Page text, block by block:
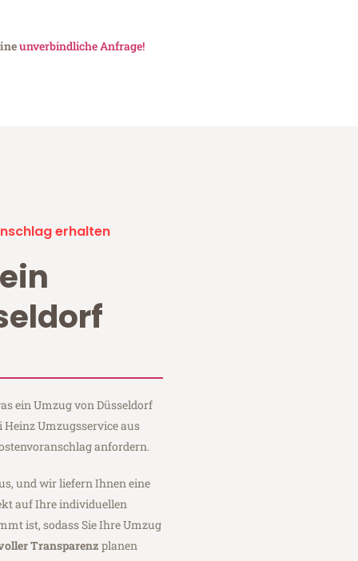
unverbindliche Anfrage!
erhalten
ein Umzug von Düsseldorf
Heinz Umzugsservice aus
anfordern.
und wir liefern Ihnen eine
auf Ihre individuellen
ist, sodass Sie Ihre Umzug
Transparenz planen